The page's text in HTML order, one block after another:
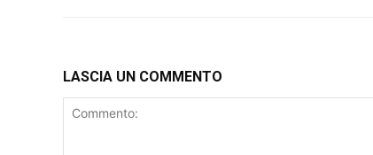
LASCIA UN COMMENTO